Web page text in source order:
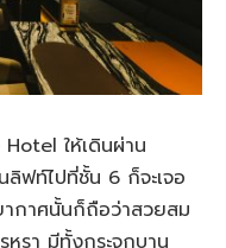
ให้เดินผ่าน
ฟท์ไปที่ชั้น 6 ก็จะเจอ
กาศนั้นก็ถือว่าสวยสม
หรา มีทั้งกระจกบาน